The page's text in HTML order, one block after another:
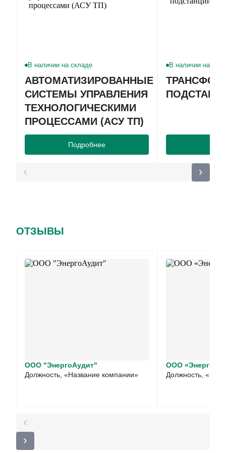
В наличии на складе
АВТОМАТИЗИРОВАННЫЕ
СИСТЕМЫ УПРАВЛЕНИЯ
ТЕХНОЛОГИЧЕСКИМИ
ПРОЦЕССАМИ (АСУ ТП)
Подробнее
В наличии на
ОТЗЫВЫ
ООО "ЭнергоАудит"
Должность, «Название компании»
ООО
Должность,